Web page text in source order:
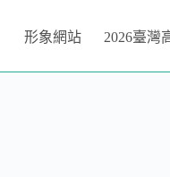
形象網站 2026臺灣